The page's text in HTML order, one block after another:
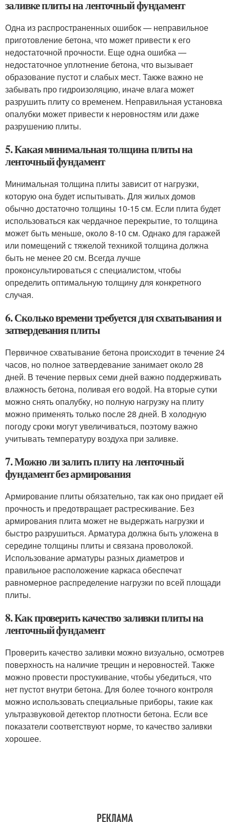
заливке плиты на ленточный фундамент
Одна из распространенных ошибок — неправильное
приготовление бетона, что может привести к его
недостаточной прочности. Еще одна ошибка —
недостаточное уплотнение бетона, что вызывает
образование пустот и слабых мест. Также важно не
забывать про гидроизоляцию, иначе влага может
разрушить плиту со временем. Неправильная установка
опалубки может привести к неровностям или даже
разрушению плиты.
5. Какая минимальная толщина плиты на
ленточный фундамент
Минимальная толщина плиты зависит от нагрузки,
которую она будет испытывать. Для жилых домов
обычно достаточно толщины 10-15 см. Если плита будет
использоваться как чердачное перекрытие, то толщина
может быть меньше, около 8-10 см. Однако для гаражей
или помещений с тяжелой техникой толщина должна
быть не менее 20 см. Всегда лучше
проконсультироваться с специалистом, чтобы
определить оптимальную толщину для конкретного
случая.
6. Сколько времени требуется для схватывания и
затвердевания плиты
Первичное схватывание бетона происходит в течение 24
часов, но полное затвердевание занимает около 28
дней. В течение первых семи дней важно поддерживать
влажность бетона, поливая его водой. На вторые сутки
можно снять опалубку, но полную нагрузку на плиту
можно применять только после 28 дней. В холодную
погоду сроки могут увеличиваться, поэтому важно
учитывать температуру воздуха при заливке.
7. Можно ли залить плиту на ленточный
фундамент без армирования
Армирование плиты обязательно, так как оно придает ей
прочность и предотвращает растрескивание. Без
армирования плита может не выдержать нагрузки и
быстро разрушиться. Арматура должна быть уложена в
середине толщины плиты и связана проволокой.
Использование арматуры разных диаметров и
правильное расположение каркаса обеспечат
равномерное распределение нагрузки по всей площади
плиты.
8. Как проверить качество заливки плиты на
ленточный фундамент
Проверить качество заливки можно визуально, осмотрев
поверхность на наличие трещин и неровностей. Также
можно провести простукивание, чтобы убедиться, что
нет пустот внутри бетона. Для более точного контроля
можно использовать специальные приборы, такие как
ультразвуковой детектор плотности бетона. Если все
показатели соответствуют норме, то качество заливки
хорошее.